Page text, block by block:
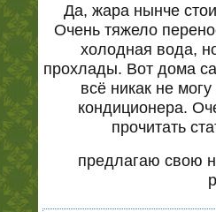
Да, жара нынче
Очень тяжело
холодная вода,
прохлады. Вот дома
всё никак не
кондиционера.
прочитать
предлагаю свою